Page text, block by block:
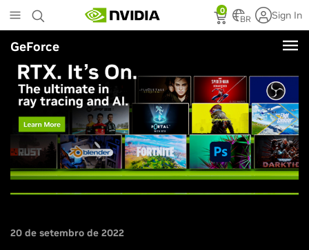
to
main
content
0
BR Sign In
GeForce
20 de setembro de 2022